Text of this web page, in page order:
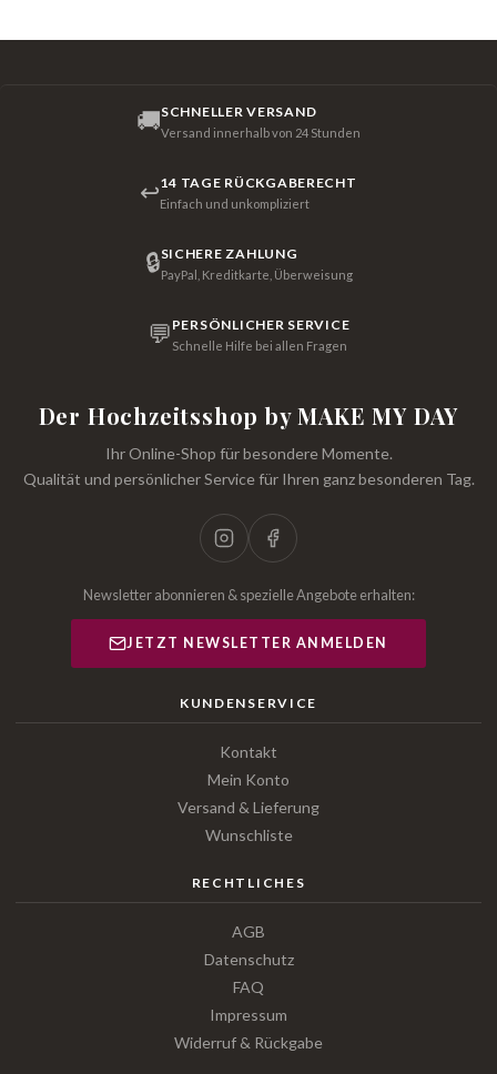
🚚SCHNELLER VERSAND
Versand innerhalb von 24 Stunden
↩14 TAGE RÜCKGABERECHT
Einfach und unkompliziert
🔒SICHERE ZAHLUNG
PayPal, Kreditkarte, Überweisung
💬 PERSÖNLICHER SERVICE
Schnelle Hilfe bei allen Fragen
Der Hochzeitsshop by MAKE MY DAY
Ihr Online-Shop für besondere Momente.
Qualität und persönlicher Service für Ihren ganz besonderen Tag.
Newsletter abonnieren & spezielle Angebote erhalten:
JETZT NEWSLETTER ANMELDEN
KUNDENSERVICE
Kontakt
Mein Konto
Versand & Lieferung
Wunschliste
RECHTLICHES
AGB
Datenschutz
FAQ
Impressum
Widerruf & Rückgabe